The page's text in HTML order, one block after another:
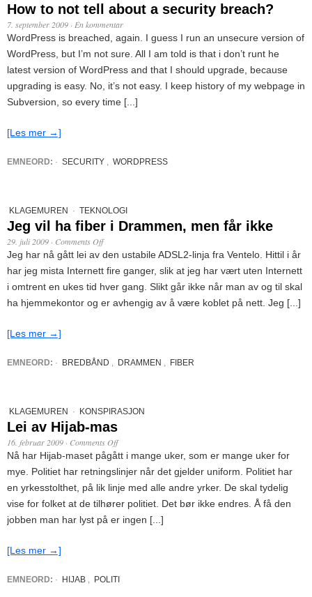
How to not tell about a security breach?
7. september 2009 · Én kommentar
WordPress is breached, again. I guess I run an unsecure version of
WordPress, but I’m not sure. All I am told is that i don’t runt he
latest version of WordPress and that I should upgrade, because
upgrading is easy. No, it’s not easy. I keep history of my webpage in
Subversion, so every time [...]
[Les mer →]
EMNEORD: · SECURITY WORDPRESS
KLAGEMUREN · TEKNOLOGI
Jeg vil ha fiber i Drammen, men får ikke
29. juli 2009 · Comments Off
Jeg har nå gått lei av den ustabile ADSL2-linja fra Ventelo. Hittil i år
har jeg mista Internett fire ganger, slik at jeg har vært uten Internett
i omtrent en ukes tid hver gang. Slikt går ikke når man av og til skal
ha hjemmekontor og er avhengig av å være koblet på nett. Jeg [...]
[Les mer →]
EMNEORD: · BREDBÅND DRAMMEN FIBER
KLAGEMUREN · KONSPIRASJON
Lei av Hijab-mas
16. februar 2009 · Comments Off
Nå har Hijab-maset pågått i mange uker, som er mange uker for
mye. Politiet har retningslinjer når det gjelder uniform. Politiet har
en yrkesstolthet, på lik linje med alle andre yrker. De skal tydelig
vise for folket at de tilhører politiet. Det bør ikke endres. Å få den
jobben man har lyst på er ingen [...]
[Les mer →]
EMNEORD: · HIJAB POLITI